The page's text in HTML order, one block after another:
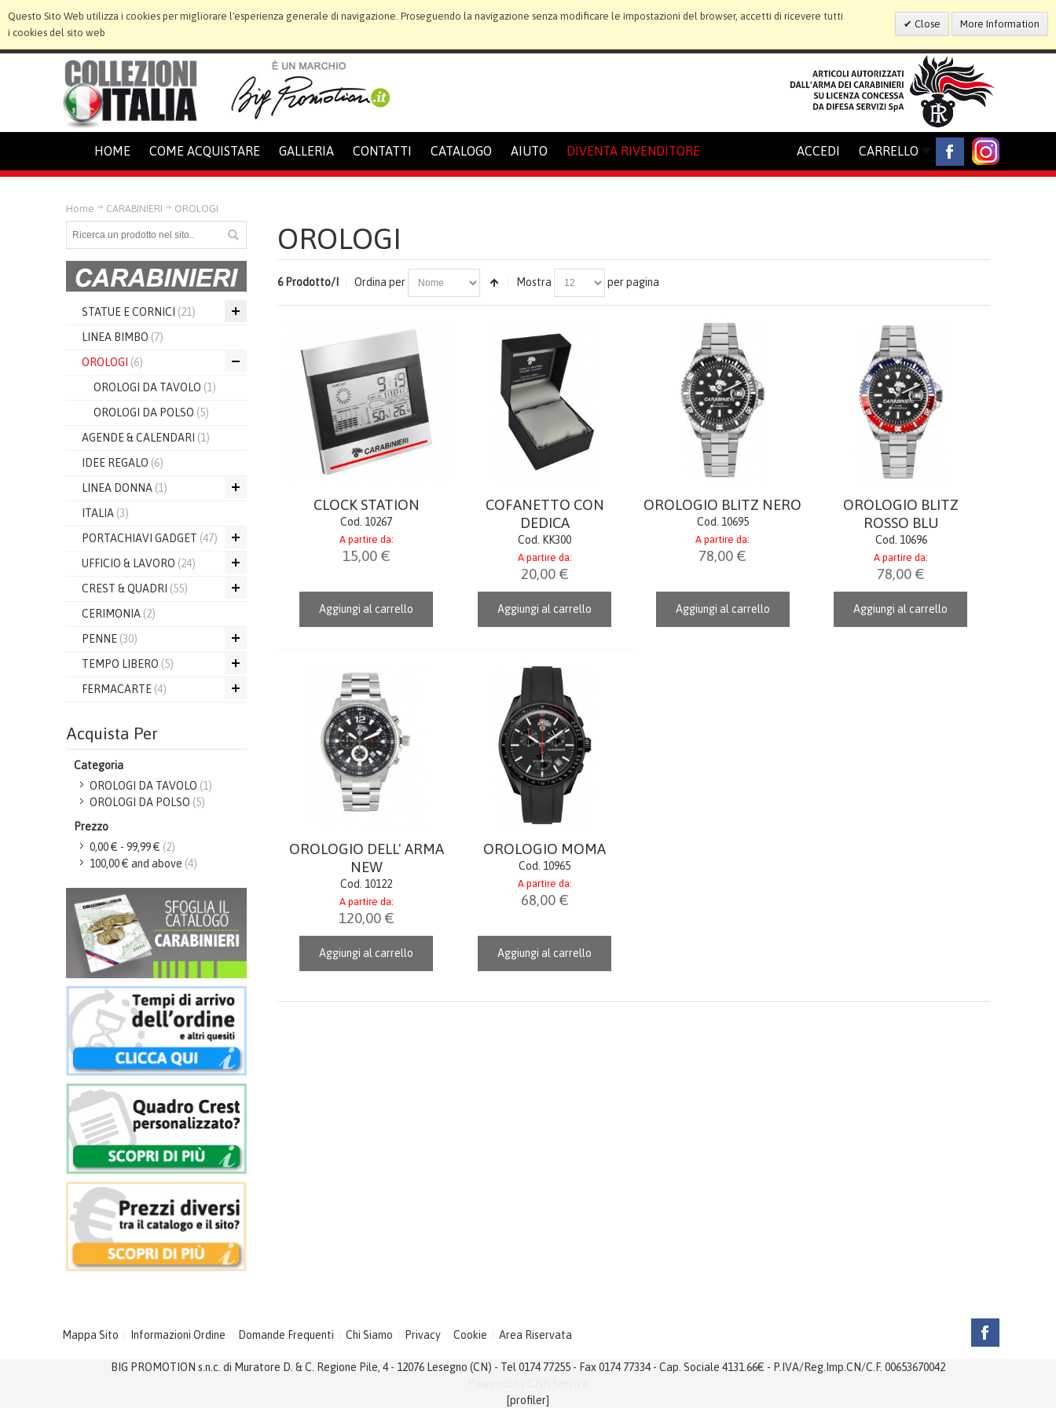
Questo Sito Web utilizza i cookies per migliorare l'esperienza generale di navigazione. Proseguendo la navigazione senza modificare le impostazioni del browser, accetti di ricevere tutti
i cookies del sito web
Close More Information
HOME COME ACQUISTARE GALLERIA CONTATTI CATALOGO AIUTO DIVENTA RIVENDITORE CARRELLO
ACCEDI
Home CARABINIERI OROLOGI
OROLOGI
6 Prodotto/I Ordina per Mostra per pagina
CLOCK STATION
Cod. 10267
A partire da:
15,00 €
Aggiungi al carrello
COFANETTO CON
DEDICA
Cod. KK300
A partire da:
20,00 €
Aggiungi al carrello
OROLOGIO BLITZ NERO
Cod. 10695
A partire da:
78,00 €
Aggiungi al carrello
OROLOGIO BLITZ
ROSSO BLU
Cod. 10696
A partire da:
78,00 €
Aggiungi al carrello
OROLOGIO DELL' ARMA
NEW
Cod. 10122
A partire da:
120,00 €
Aggiungi al carrello
OROLOGIO MOMA
Cod. 10965
A partire da:
68,00 €
Aggiungi al carrello
STATUE E CORNICI (21)
LINEA BIMBO (7)
OROLOGI (6)
OROLOGI DA TAVOLO (1)
OROLOGI DA POLSO (5)
AGENDE & CALENDARI (1)
IDEE REGALO (6)
LINEA DONNA (1)
ITALIA (3)
PORTACHIAVI GADGET (47)
UFFICIO & LAVORO (24)
CREST & QUADRI (55)
CERIMONIA (2)
PENNE (30)
TEMPO LIBERO (5)
FERMACARTE (4)
Acquista Per
Categoria
OROLOGI DA TAVOLO (1)
OROLOGI DA POLSO (5)
Prezzo
0,00 € - 99,99 € (2)
100,00 € and above (4)
Mappa Sito Informazioni Ordine Domande Frequenti Chi Siamo Privacy Cookie Area Riservata
BIG PROMOTION s.n.c. di Muratore D. & C. Regione Pile, 4 - 12076 Lesegno (CN) - Tel 0174 77255 - Fax 0174 77334 - Cap. Sociale 4131.66€ - P.IVA/Reg.Imp.CN/C.F. 00653670042
[profiler]